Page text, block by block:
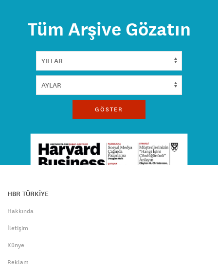
Tüm Arşive Gözatın
GÖSTER
HBR TÜRKİYE
Hakkında
İletişim
Künye
Reklam